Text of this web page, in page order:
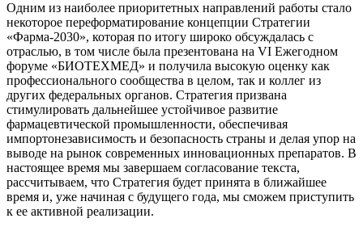
Одним из наиболее приоритетных направлений работы стало
некоторое переформатирование концепции Стратегии
«Фарма-2030», которая по итогу широко обсуждалась с
отраслью, в том числе была презентована на VI Ежегодном
форуме «БИОТЕХМЕД» и получила высокую оценку как
профессионального сообщества в целом, так и коллег из
других федеральных органов. Стратегия призвана
стимулировать дальнейшее устойчивое развитие
фармацевтической промышленности, обеспечивая
импортонезависимость и безопасность страны и делая упор на
выводе на рынок современных инновационных препаратов. В
настоящее время мы завершаем согласование текста,
рассчитываем, что Стратегия будет принята в ближайшее
время и, уже начиная с будущего года, мы сможем приступить
к ее активной реализации.